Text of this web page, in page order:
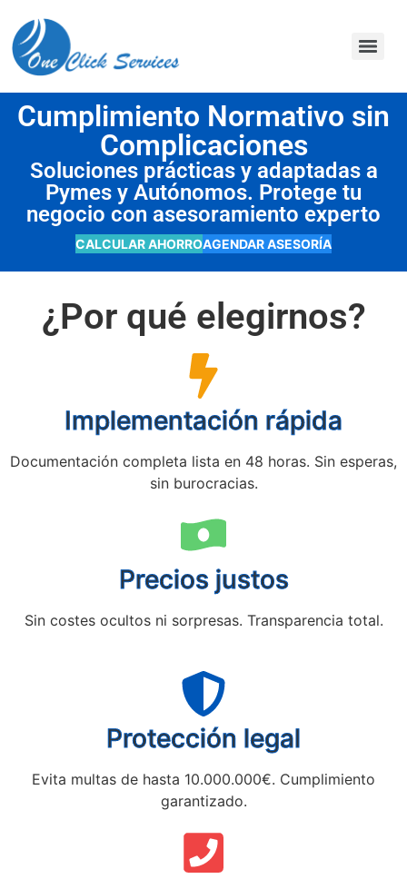
Cumplimiento Normativo sin
Complicaciones
Soluciones prácticas y adaptadas a
Pymes y Autónomos. Protege tu
negocio con asesoramiento experto
CALCULAR AHORROAGENDAR ASESORÍA
¿Por qué elegirnos?
Implementación rápida
Documentación completa lista en 48 horas. Sin esperas,
sin burocracias.
Precios justos
Sin costes ocultos ni sorpresas. Transparencia total.
Protección legal
Evita multas de hasta 10.000.000€. Cumplimiento
garantizado.